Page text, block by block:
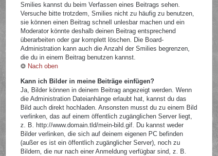
Smilies kannst du beim Verfassen eines Beitrags sehen.
Versuche bitte trotzdem, Smilies nicht zu häufig zu benutzen,
sie können einen Beitrag schnell unlesbar machen und ein
Moderator könnte deshalb deinen Beitrag entsprechend
überarbeiten oder gar komplett löschen. Die Board-
Administration kann auch die Anzahl der Smilies begrenzen,
die du in einem Beitrag benutzen kannst.
Nach oben
Kann ich Bilder in meine Beiträge einfügen?
Ja, Bilder können in deinem Beitrag angezeigt werden. Wenn
die Administration Dateianhänge erlaubt hat, kannst du das
Bild auch direkt hochladen. Ansonsten musst du zu einem Bild
verlinken, das auf einem öffentlich zugänglichen Server liegt,
z. B. http://www.domain.tld/mein-bild.gif. Du kannst weder
Bilder verlinken, die sich auf deinem eigenen PC befinden
(außer es ist ein öffentlich zugänglicher Server), noch zu
Bildern, die nur nach einer Anmeldung verfügbar sind, z. B.